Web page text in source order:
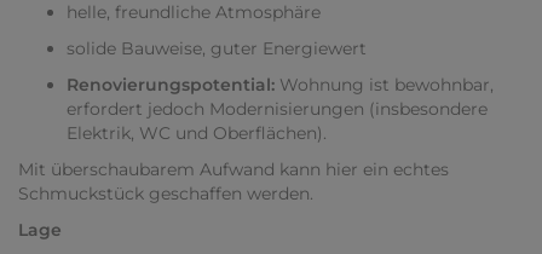
helle, freundliche Atmosphäre
solide Bauweise, guter Energiewert
Renovierungspotential: Wohnung ist bewohnbar,
erfordert jedoch Modernisierungen (insbesondere
Elektrik, WC und Oberflächen).
Mit überschaubarem Aufwand kann hier ein echtes
Schmuckstück geschaffen werden.
Lage